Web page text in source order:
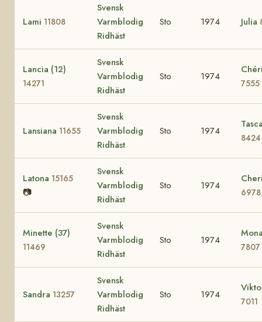
Lami 11808
Svensk
Varmblodig
Ridhäst
Sto 1974 Julia
Lancia (12)
14271
Svensk
Varmblodig
Ridhäst
Sto 1974
7555
Lansiana 11655
Svensk
Varmblodig
Ridhäst
Sto 1974
8424
Latona 15165
📷
Svensk
Varmblodig
Ridhäst
Sto 1974
6978
Minette (37)
11469
Svensk
Varmblodig
Ridhäst
Sto 1974
7807
Sandra 13257
Svensk
Varmblodig
Ridhäst
Sto 1974
7011